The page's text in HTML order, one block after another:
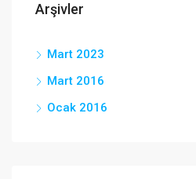
Arşivler
Mart 2023
Mart 2016
Ocak 2016